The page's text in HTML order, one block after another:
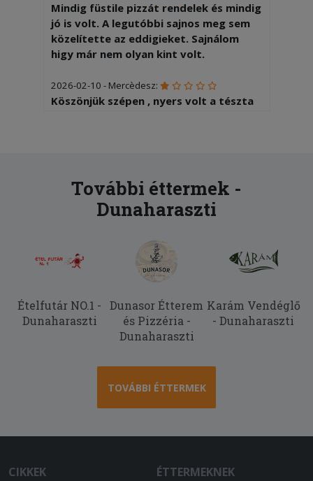
Mindig füstile pizzát rendelek és mindig
jó is volt. A legutóbbi sajnos meg sem
közelítette az eddigieket. Sajnálom
higy már nem olyan kint volt.
2026-02-10 - Mercèdesz:
Köszönjük szépen , nyers volt a tészta
2025-11-12 - Ágnes:
Minden nagyon finom volt
Gyorsan kiszállításra került, az ételek
ízletesek
2025-07-13 - Káeoly:
Kicsit olajos volt, de laktató! Rendesen
át volt sülve! Más ételt nem ettem még
További éttermek -
Dunaharaszti
Ételfutár NO.1 -
Dunaharaszti
Dunasor Étterem
és Pizzéria -
Dunaharaszti
Karám Vendéglő
- Dunaharaszti
TOVÁBBI ÉTTERMEK
CIKKEK
ÉTTERMEKNEK